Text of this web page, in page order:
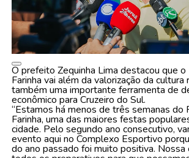
O prefeito Zequinha Lima destacou que
Farinha vai além da valorização da cultura
também uma importante ferramenta de
econômico para Cruzeiro do Sul.
“Estamos há menos de três semanas do
Farinha, uma das maiores festas
cidade. Pelo segundo ano consecutivo,
evento aqui no Complexo Esportivo
do ano passado foi muito positiva. Nossa